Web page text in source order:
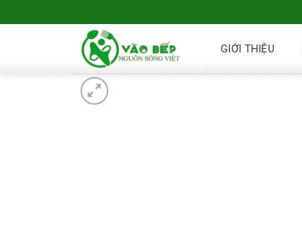
GIỚI THIỆU